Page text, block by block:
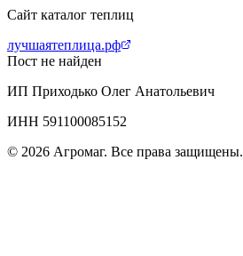
Сайт каталог теплиц
лучшаятеплица.рф
Пост не найден
ИП Приходько Олег Анатольевич
ИНН 591100085152
© 2026 Агромаг. Все права защищены.